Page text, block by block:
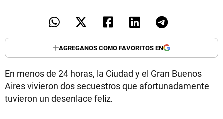
AGREGANOS COMO FAVORITOS EN
En menos de 24 horas, la Ciudad y el Gran Buenos
Aires vivieron dos secuestros que afortunadamente
tuvieron un desenlace feliz.